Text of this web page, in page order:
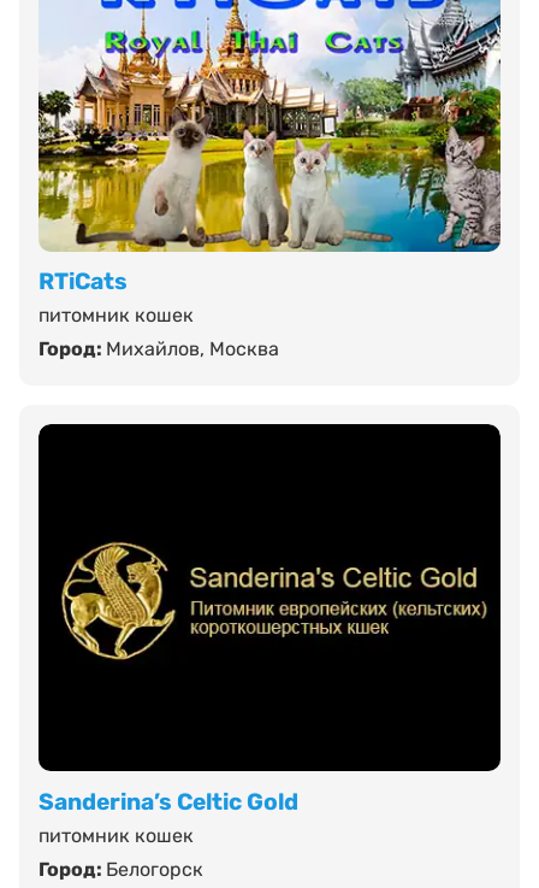
RTiCats
питомник кошек
Город: Михайлов, Москва
Sanderina’s Celtic Gold
питомник кошек
Город: Белогорск